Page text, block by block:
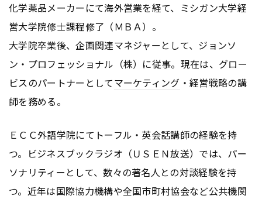
化学薬品メーカーにて海外営業を経て、ミシガン大学経
営大学院修士課程修了（ＭＢＡ）。
大学院卒業後、企画関連マネジャーとして、ジョンソ
ン・プロフェッショナル（株）に従事。現在は、グロー
ビスのパートナーとしてマーケティング ・経営戦略の講
師を務める。
ＥＣＣ外語学院にてトーフル・英会話講師の経験を持
つ。ビジネスブックラジオ（ＵＳＥＮ放送）では、パー
ソナリティーとして、数々の著名人との対談経験を持
つ。近年は国際協力機構や全国市町村協会など公共機関